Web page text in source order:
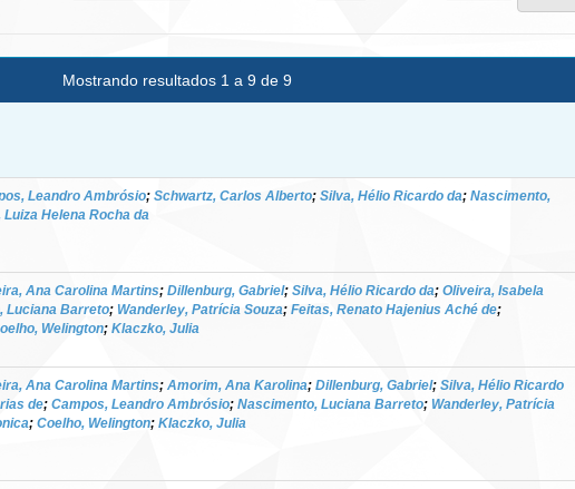
Mostrando resultados 1 a 9 de 9
Leandro Ambrósio; Schwartz, Carlos Alberto; Silva, Hélio Ricardo da; Nascimento,
Luiza Helena Rocha da
Ana Carolina Martins; Dillenburg, Gabriel; Silva, Hélio Ricardo da; Oliveira, Isabela
Luciana Barreto; Wanderley, Patrícia Souza; Feitas, Renato Hajenius Aché de;
Welington; Klaczko, Julia
Ana Carolina Martins; Amorim, Ana Karolina; Dillenburg, Gabriel; Silva, Hélio Ricardo
de; Campos, Leandro Ambrósio; Nascimento, Luciana Barreto; Wanderley, Patrícia
; Coelho, Welington; Klaczko, Julia